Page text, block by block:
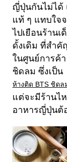
ญี่ปุ่นกันไม่ได้
แท้ ๆ แทบใจ
ไปเยือนร้าน
ดั้งเดิม ที่สำคั
ในศูนย์การค้
ชิดลม ซึ่งเป็น
ห้างติด BTS ชิดล
แต่จะมีร้านไ
อาหารญี่ปุ่นต้